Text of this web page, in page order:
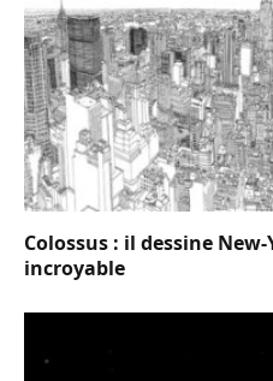
Colossus : il dessine
incroyable